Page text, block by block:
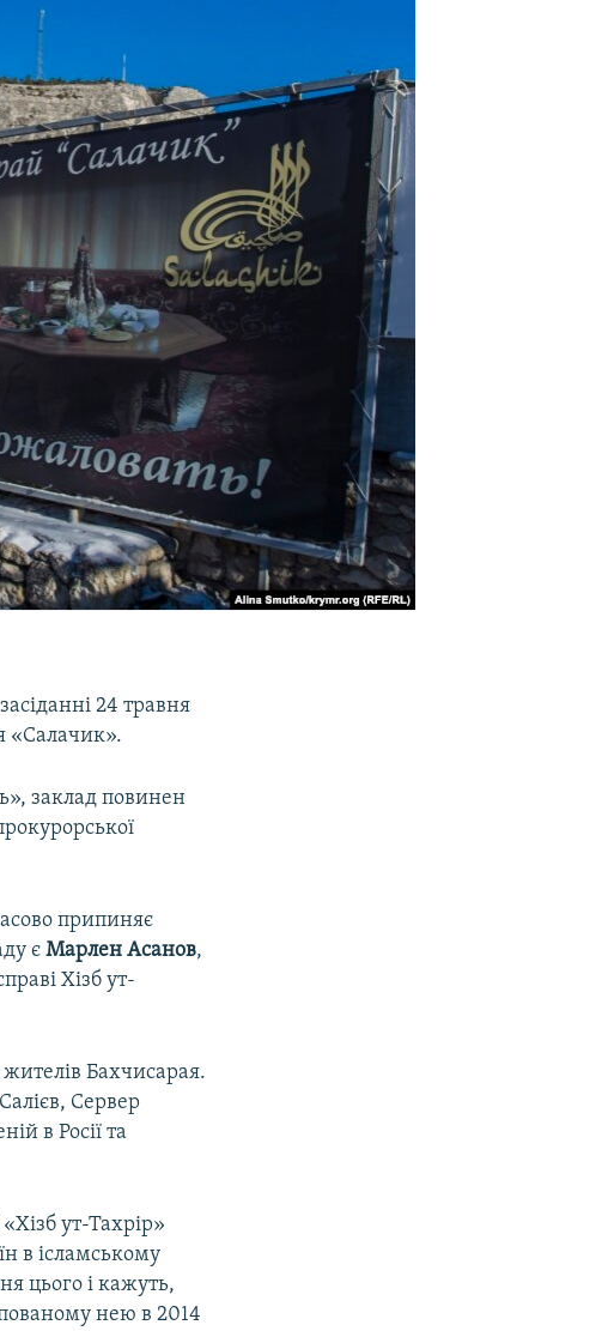
24 травня
«Салачик».
заклад повинен
припиняє
єМарлен Асанов,
Хізб ут-
Бахчисарая.
Сервер
в Росії та
ут-Тахрір»
в ісламському
цього і кажуть,
нею в 2014